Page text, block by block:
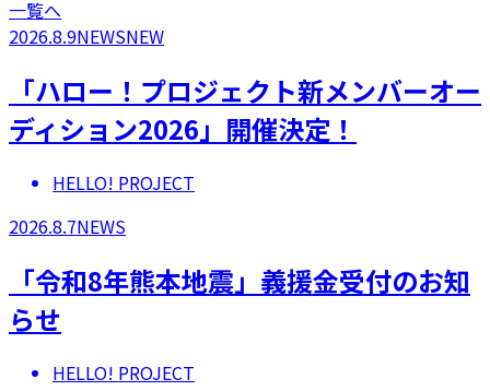
一覧へ
2026.8.9NEWSNEW
「ハロー！プロジェクト新メンバーオー
ディション2026」開催決定！
HELLO! PROJECT
2026.8.7NEWS
「令和8年熊本地震」義援金受付のお知
らせ
HELLO! PROJECT